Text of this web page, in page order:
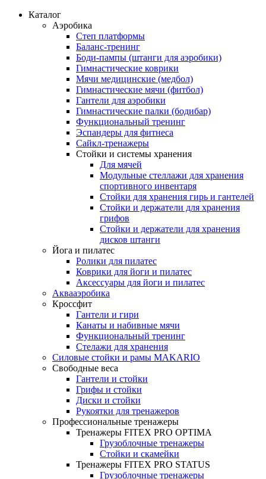
Каталог
Аэробика
Степ платформы
Баланс-тренинг
Боди-пампы (штанги для аэробики)
Гимнастические коврики
Мячи медицинские (медбол)
Гимнастические мячи (фитбол)
Гантели для аэробики
Гимнастические палки (бодибар)
Функциональный тренинг
Эспандеры для фитнеса
Сайкл-тренажеры
Стойки и системы хранения
Для мячей
Модульные стеллажи для хранения
спортивного инвентаря
Стойки для хранения гирь и гантелей
Стойки и держатели для хранения
грифов
Стойки и держатели для хранения
дисков штанги
Йога и пилатес
Ролики для пилатес
Коврики для йоги и пилатес
Аксессуары для йоги и пилатес
Аквааэробика
Кроссфит
Гантели и гири
Канаты и набивные мячи
Функциональный тренинг
Стелажи для хранения
Силовые стойки и рамы MAKARIO
Свободные веса
Гантели и стойки
Грифы и стойки
Диски и стойки
Рукоятки для тренажеров
Профессиональные тренажеры
Тренажеры FITEX PRO OPTIMA
Грузоблочные тренажеры
Стойки и скамейки
Тренажеры FITEX PRO STATUS
Грузоблочные тренажеры